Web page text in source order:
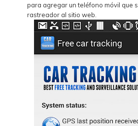
para agregar un teléfono móvil que
rastreador al sitio web.